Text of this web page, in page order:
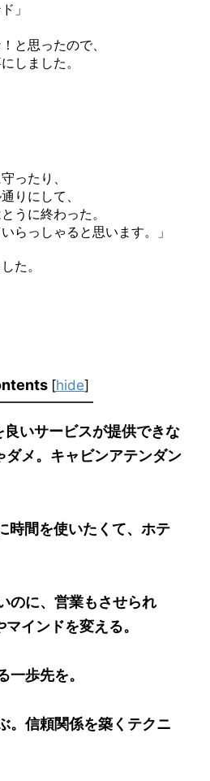
」
と思ったので、
しました。
ったり、
りにして、
うに終わった。
らっしゃると思います。」
た。
[hide]
いサービスが提供できな
ダメ。キャビンアテンダン
時間を使いたくて、ホテ
のに、営業もさせられ
インドを変える。
一歩先を。
。信頼関係を築くテクニ